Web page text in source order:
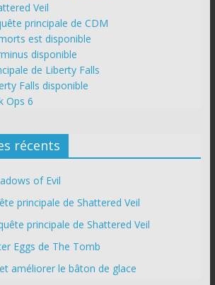
Veil
principale de CDM
est disponible
disponible
de Liberty Falls
Falls disponible
Ops 6
récents
of Evil
principale de Shattered Veil
principale de Shattered Veil
Eggs de The Tomb
améliorer le bâton de glace